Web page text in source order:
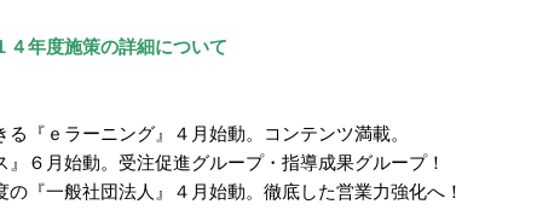
年度施策の詳細について
『ｅラーニング』４月始動。コンテンツ満載。
６月始動。受注促進グループ・指導成果グループ！
『一般社団法人』４月始動。徹底した営業力強化へ！